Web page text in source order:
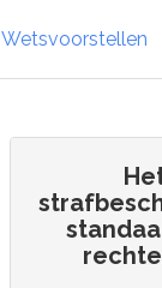
Wetsvoorstellen